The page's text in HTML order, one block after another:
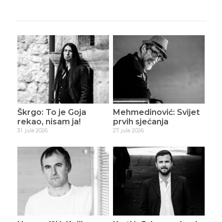
Škrgo: To je Goja
rekao, nisam ja!
31. jula 2026.
Mehmedinović: Svijet
prvih sjećanja
27. jula 2026.